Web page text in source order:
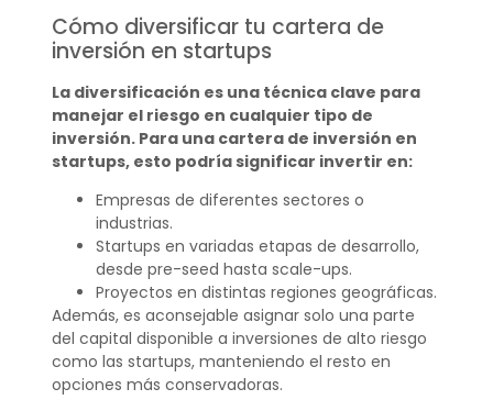
Cómo diversificar tu cartera de
inversión en startups
La diversificación es una técnica clave para
manejar el riesgo en cualquier tipo de
inversión. Para una cartera de inversión en
startups, esto podría significar invertir en:
Empresas de diferentes sectores o
industrias.
Startups en variadas etapas de desarrollo,
desde pre-seed hasta scale-ups.
Proyectos en distintas regiones geográficas.
Además, es aconsejable asignar solo una parte
del capital disponible a inversiones de alto riesgo
como las startups, manteniendo el resto en
opciones más conservadoras.